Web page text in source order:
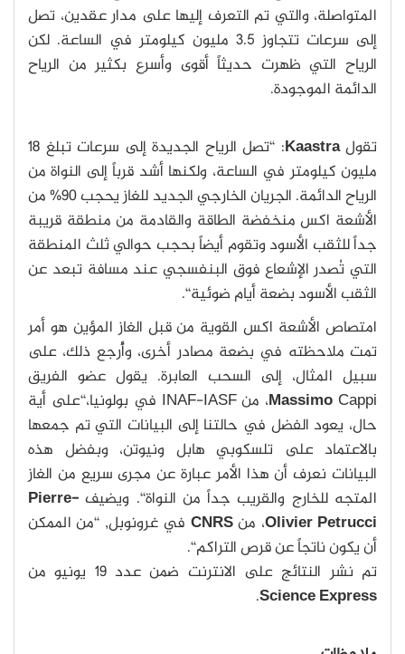
المتواصلة، والتي تم التعرف إليها على مدار عقدين، تصل
إلى سرعات تتجاوز 3.5 مليون كيلومتر في الساعة. لكن
الرياح التي ظهرت حديثاً أقوى وأسرع بكثير من الرياح
الدائمة الموجودة.
تقولKaastra
: ‘‘تصل الرياح الجديدة إلى سرعات تبلغ 18
مليون كيلومتر في الساعة، ولكنها أشد قرباً إلى النواة من
الرياح الدائمة. الجريان الخارجي الجديد للغاز يحجب 90% من
الأشعة اكس منخفضة الطاقة والقادمة من منطقة قريبة
جداً للثقب الأسود وتقوم أيضاً بحجب حوالي ثلث المنطقة
التي تُصدر الإشعاع فوق البنفسجي عند مسافة تبعد عن
الثقب الأسود بضعة أيام ضوئية‘‘.
امتصاص الأشعة اكس القوية من قبل الغاز المؤين هو أمر
تمت ملاحظته في بضعة مصادر أخرى، وأُرجع ذلك، على
سبيل المثال، إلى السحب العابرة. يقول عضو الفريق
Massimo
Cappi، من INAF-IASF في بولونيا،‘‘على أية
حال، يعود الفضل في حالتنا إلى البيانات التي تم جمعها
بالاعتماد على تلسكوبي هابل ونيوتن، وبفضل هذه
البيانات نعرف أن هذا الأمر عبارة عن مجرى سريع من الغاز
المتجه للخارج والقريب جداً من النواة‘‘. ويضيف Pierre-
Olivier Petrucci، منCNRS في غرونوبل, ‘‘من الممكن
أن يكون ناتجاً عن قرص التراكم‘‘.
تم نشر النتائج على الانترنت ضمن عدد 19 يونيو من
Science Express
.